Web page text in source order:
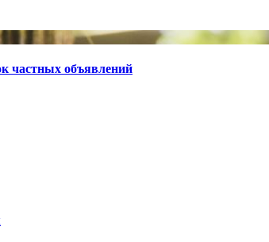
частных объявлений